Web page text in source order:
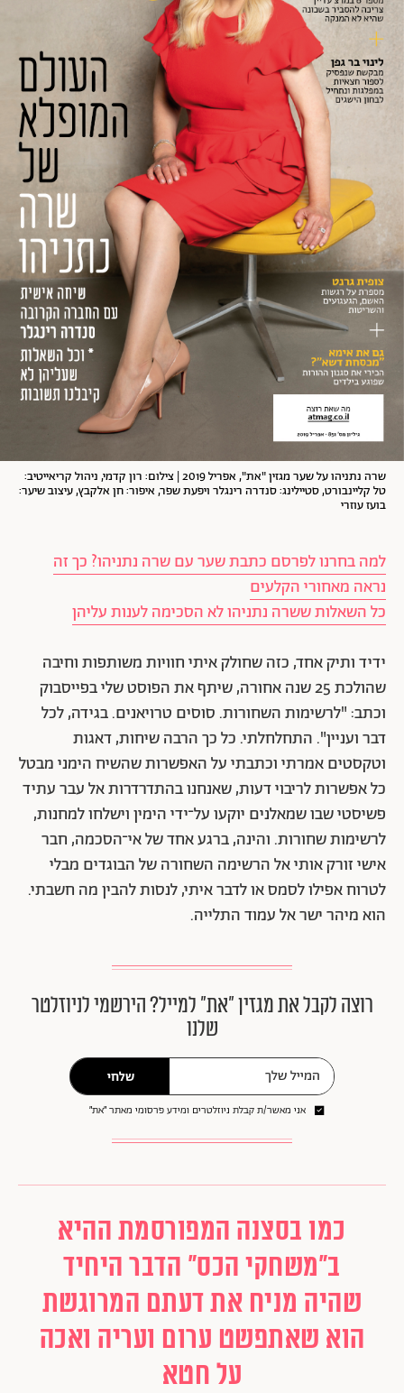
שרה נתניהו על שער מגזין "את", אפריל 2019 | צילום: רון קדמי, ניהול קריאייטיב:
טל קליינבורט, סטיילינג: סנדרה רינגלר ויפעת שפר, איפור: חן אלקבץ, עיצוב שיער:
בועז עוזרי
למה בחרנו לפרסם כתבת שער עם שרה נתניהו? כך זה
נראה מאחורי הקלעים
כל השאלות ששרה נתניהו לא הסכימה לענות עליהן
ידיד ותיק אחד, כזה שחולק איתי חוויות משותפות וחיבה
שהולכת 25 שנה אחורה, שיתף את הפוסט שלי בפייסבוק
וכתב: "לרשימות השחורות. סוסים טרויאנים. בגידה, לכל
דבר ועניין". התחלחלתי. כל כך הרבה שיחות, דאגות
וטקסטים אמרתי וכתבתי על האפשרות שהשיח הימני מבטל
כל אפשרות לריבוי דעות, שאנחנו בהתדרדרות אל עבר עתיד
פשיסטי שבו שמאלנים יוקעו על־ידי הימין וישלחו למחנות,
לרשימות שחורות. והינה, ברגע אחד של אי־הסכמה, חבר
אישי זורק אותי אל הרשימה השחורה של הבוגדים מבלי
לטרוח אפילו לסמס או לדבר איתי, לנסות להבין מה חשבתי.
הוא מיהר ישר אל עמוד התלייה.
רוצה לקבל את מגזין ״את״ למייל? הירשמי לניוזלטר
שלנו
שלחי
אני מאשר/ת קבלת ניוזלטרים ומידע פרסומי מאתר ״את״
כמו בסצנה המפורסמת ההיא
ב"משחקי הכס" הדבר היחיד
שהיה מניח את דעתם המרוגשת
הוא שאתפשט ערום ועריה ואכה
על חטא